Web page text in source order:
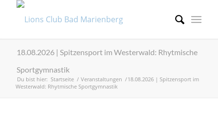
18.08.2026 | Spitzensport im Westerwald: Rhytmische
Sportgymnastik
Du bist hier: Startseite / Veranstaltungen /18.08.2026 | Spitzensport im
Westerwald: Rhytmische Sportgymnastik